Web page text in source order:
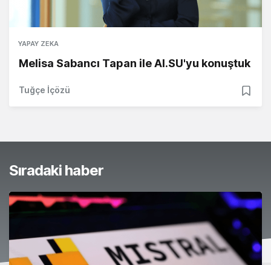
YAPAY ZEKA
Melisa Sabancı Tapan ile AI.SU'yu konuştuk
Tuğçe İçözü
Sıradaki haber